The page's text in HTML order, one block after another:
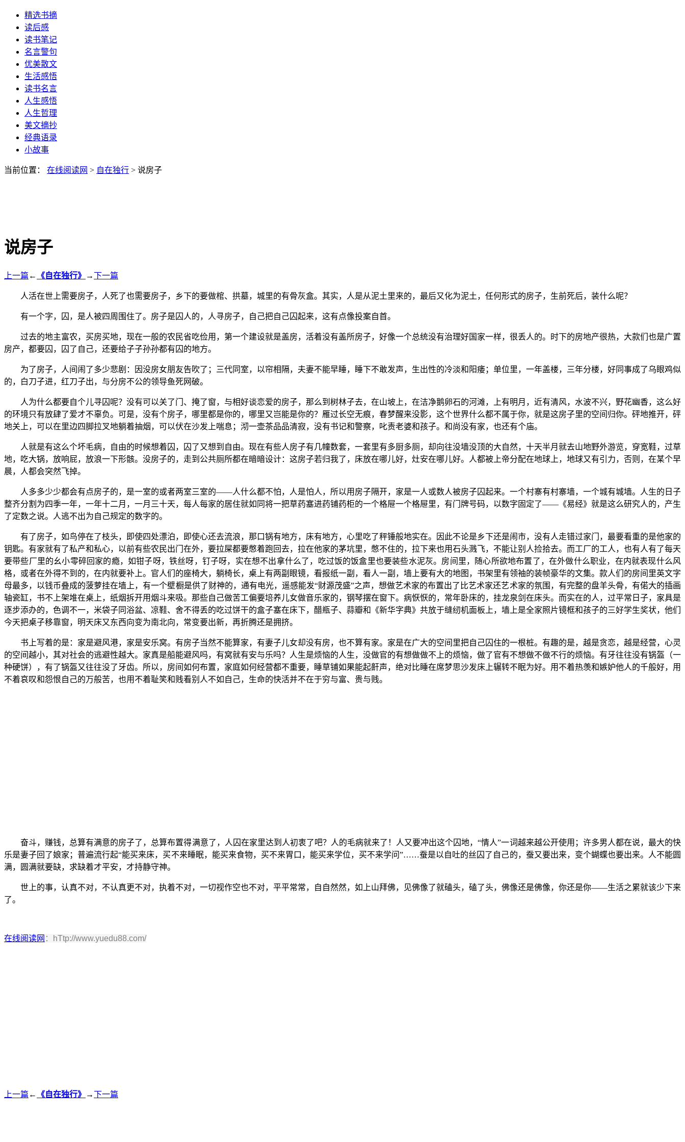
精选书摘
读后感
读书笔记
名言警句
优美散文
生活感悟
读书名言
人生感悟
人生哲理
美文摘抄
经典语录
小故事
当前位置： 在线阅读网 > 自在独行 > 说房子
说房子
上一篇 ← 《自在独行》 →下一篇
人活在世上需要房子，人死了也需要房子，乡下的要做棺、拱墓，城里的有骨灰盒。其实，人是从泥土里来的，最后又化为泥土，任何形式的房子，生前死后，装什么呢？
有一个字，囚，是人被四周围住了。房子是囚人的，人寻房子，自己把自己囚起来，这有点像投案自首。
过去的地主富农，买房买地，现在一般的农民省吃俭用，第一个建设就是盖房，活着没有盖所房子，好像一个总统没有治理好国家一样，很丢人的。时下的房地产很热，大款们也是广置
房产，都要囚，囚了自己，还要给子子孙孙都有囚的地方。
为了房子，人间闹了多少悲剧：因没房女朋友告吹了；三代同室，以帘相隔，夫妻不能早睡，睡下不敢发声，生出性的冷淡和阳痿；单位里，一年盖楼，三年分楼，好同事成了乌眼鸡似
的，白刀子进，红刀子出，与分房不公的领导鱼死网破。
人为什么都要自个儿寻囚呢？没有可以关了门、掩了窗，与相好谈恋爱的房子，那么到树林子去，在山坡上，在洁净鹅卵石的河滩，上有明月，近有清风，水波不兴，野花幽香，这么好
的环境只有放肆了爱才不辜负。可是，没有个房子，哪里都是你的，哪里又岂能是你的？雁过长空无痕，春梦醒来没影，这个世界什么都不属于你，就是这房子里的空间归你。砰地推开，砰
地关上，可以在里边四脚拉叉地躺着抽烟，可以伏在沙发上喘息；沏一壶茶品品清寂，没有书记和警察，叱责老婆和孩子。和尚没有家，也还有个庙。
人就是有这么个坏毛病，自由的时候想着囚，囚了又想到自由。现在有些人房子有几幢数套，一套里有多厨多厕，却向往没墙没顶的大自然，十天半月就去山地野外游览，穿宽鞋，过草
地，吃大锅，放响屁，放浪一下形骸。没房子的，走到公共厕所都在暗暗设计：这房子若归我了，床放在哪儿好，灶安在哪儿好。人都被上帝分配在地球上，地球又有引力，否则，在某个早
晨，人都会突然飞掉。
人多多少少都会有点房子的，是一室的或者两室三室的——人什么都不怕，人是怕人，所以用房子隔开，家是一人或数人被房子囚起来。一个村寨有村寨墙，一个城有城墙。人生的日子
整齐分割为四季一年，一年十二月，一月三十天，每人每家的居住就如同将一把草药塞进药铺药柜的一个格屉一个格屉里，有门牌号码，以数字固定了——《易经》就是这么研究人的，产生
了定数之说。人逃不出为自己规定的数字的。
有了房子，如鸟停在了枝头，即使四处漂泊，即使心还去流浪，那口锅有地方，床有地方，心里吃了秤锤般地实在。因此不论是乡下还是闹市，没有人走错过家门，最要看重的是他家的
钥匙。有家就有了私产和私心，以前有些农民出门在外，要拉屎都要憋着跑回去，拉在他家的茅坑里，憋不住的，拉下来也用石头溅飞，不能让别人捡拾去。而工厂的工人，也有人有了每天
要带些厂里的幺小零碎回家的瘾，如钳子呀，铁丝呀，钉子呀，实在想不出拿什么了，吃过饭的饭盒里也要装些水泥灰。房间里，随心所欲地布置了，在外做什么职业，在内就表现什么风
格，或者在外得不到的，在内就要补上。官人们的座椅大，躺椅长，桌上有两副眼镜，看报纸一副，看人一副，墙上要有大的地图，书架里有领袖的装帧豪华的文集。款人们的房间里英文字
母最多，以钱币叠成的菠萝挂在墙上，有一个壁橱是供了财神的，通有电光，遥感能发“财源茂盛”之声，想做艺术家的布置出了比艺术家还艺术家的氛围，有完整的盘羊头骨，有偌大的插画
轴瓷缸，书不上架堆在桌上，纸烟拆开用烟斗来吸。那些自己做苦工偏要培养儿女做音乐家的，钢琴摆在窗下。病恹恹的，常年卧床的，挂龙泉剑在床头。而实在的人，过平常日子，家具是
逐步添办的，色调不一，米袋子同浴盆、凉鞋、舍不得丢的吃过饼干的盒子塞在床下，醋瓶子、蒜瓣和《新华字典》共放于缝纫机面板上，墙上是全家照片镜框和孩子的三好学生奖状，他们
今天把桌子移靠窗，明天床又东西向变为南北向，常变要出新，再折腾还是拥挤。
书上写着的是：家是避风港，家是安乐窝。有房子当然不能算家，有妻子儿女却没有房，也不算有家。家是在广大的空间里把自己囚住的一根桩。有趣的是，越是贪恋，越是经营，心灵
的空间越小，其对社会的逃避性越大。家真是船能避风吗，有窝就有安与乐吗？人生是烦恼的人生，没做官的有想做做不上的烦恼，做了官有不想做不做不行的烦恼。有牙往往没有锅盔（一
种硬饼），有了锅盔又往往没了牙齿。所以，房间如何布置，家庭如何经营都不重要，睡草铺如果能起鼾声，绝对比睡在席梦思沙发床上辗转不眠为好。用不着热羡和嫉妒他人的千般好，用
不着哀叹和怨恨自己的万般苦，也用不着耻笑和贱看别人不如自己，生命的快活并不在于穷与富、贵与贱。
奋斗，赚钱，总算有满意的房子了，总算布置得满意了，人囚在家里达到人初衷了吧？人的毛病就来了！人又要冲出这个囚地，“情人”一词越来越公开使用；许多男人都在说，最大的快
乐是妻子回了娘家；普遍流行起“能买来床，买不来睡眠，能买来食物，买不来胃口，能买来学位，买不来学问”……蚕是以自吐的丝囚了自己的，蚕又要出来，变个蝴蝶也要出来。人不能圆
满，圆满就要缺，求缺着才平安，才持静守神。
世上的事，认真不对，不认真更不对，执着不对，一切视作空也不对，平平常常，自自然然，如上山拜佛，见佛像了就磕头，磕了头，佛像还是佛像，你还是你——生活之累就该少下来
了。
在线阅读网 ：hTtp://www.yuedu88.com/
上一篇 ← 《自在独行》 →下一篇